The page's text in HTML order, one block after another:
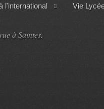
l'international Vie
à Saintes.